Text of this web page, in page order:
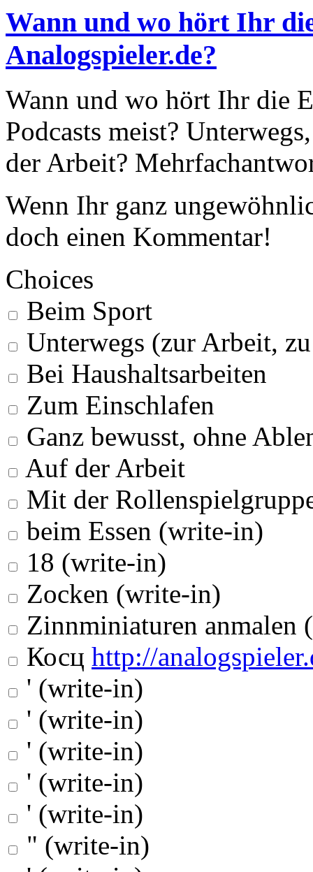
Wann und wo hört Ihr
Analogspieler.de?
Wann und wo hört Ihr die
Podcasts meist?
der Arbeit?
Wenn Ihr ganz
doch einen Kommentar!
Choices
Beim Sport
Unterwegs (zur Arbeit,
Bei Haushaltsarbeiten
Zum Einschlafen
Ganz bewusst, ohne
Auf der Arbeit
Mit der
beim Essen (write-in)
18 (write-in)
Zocken (write-in)
Zinnminiaturen anmalen
Косц http://
' (write-in)
' (write-in)
' (write-in)
' (write-in)
' (write-in)
" (write-in)